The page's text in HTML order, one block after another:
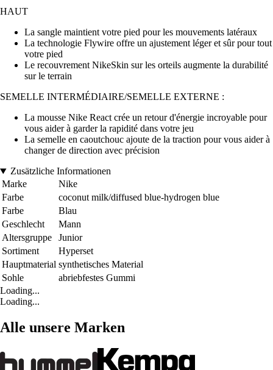
HAUT
La sangle maintient votre pied pour les mouvements latéraux
La technologie Flywire offre un ajustement léger et sûr pour tout
votre pied
Le recouvrement NikeSkin sur les orteils augmente la durabilité
sur le terrain
SEMELLE INTERMÉDIAIRE/SEMELLE EXTERNE :
La mousse Nike React crée un retour d'énergie incroyable pour
vous aider à garder la rapidité dans votre jeu
La semelle en caoutchouc ajoute de la traction pour vous aider à
changer de direction avec précision
Zusätzliche Informationen
Marke
Nike
Farbe
coconut milk/diffused blue-hydrogen blue
Farbe
Blau
Geschlecht
Mann
Altersgruppe
Junior
Sortiment
Hyperset
Hauptmaterial synthetisches Material
Sohle
abriebfestes Gummi
Loading...
Loading...
Alle unsere Marken